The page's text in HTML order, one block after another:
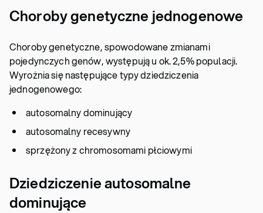
Choroby genetyczne jednogenowe
Choroby genetyczne, spowodowane zmianami
pojedynczych genów, występują u ok. 2,5% populacji.
Wyrożnia się następujące typy dziedziczenia
jednogenowego:
autosomalny dominujący
autosomalny recesywny
sprzężony z chromosomami płciowymi
Dziedziczenie autosomalne
dominujące